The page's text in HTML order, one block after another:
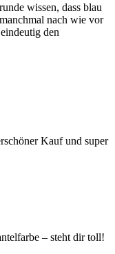
wissen, dass blau
nach wie vor
den
Kauf und super
– steht dir toll!